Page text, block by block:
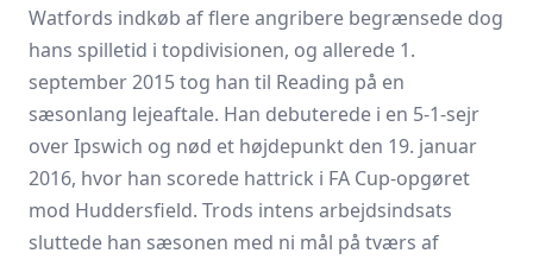
Watfords indkøb af flere angribere begrænsede dog
hans spilletid i topdivisionen, og allerede 1.
september 2015 tog han til Reading på en
sæsonlang lejeaftale. Han debuterede i en 5-1-sejr
over Ipswich og nød et højdepunkt den 19. januar
2016, hvor han scorede hattrick i FA Cup-opgøret
mod Huddersfield. Trods intens arbejdsindsats
sluttede han sæsonen med ni mål på tværs af